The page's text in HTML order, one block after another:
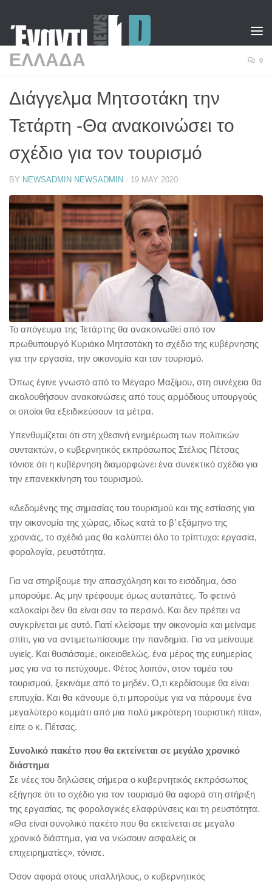
ΕΛΛΑΔΑ 0
Διάγγελμα Μητσοτάκη την
Τετάρτη -Θα ανακοινώσει το
σχέδιο για τον τουρισμό
BY NEWSADMIN NEWSADMIN · 19 MAY 2020
Το απόγευμα της Τετάρτης θα ανακοινωθεί από τον
πρωθυπουργό Κυριάκο Μητσοτάκη το σχέδιο της κυβέρνησης
για την εργασία, την οικονομία και τον τουρισμό.
Όπως έγινε γνωστό από το Μέγαρο Μαξίμου, στη συνέχεια θα
ακολουθήσουν ανακοινώσεις από τους αρμόδιους υπουργούς
οι οποίοι θα εξειδικεύσουν τα μέτρα.
Υπενθυμίζεται ότι στη χθεσινή ενημέρωση των πολιτικών
συντακτών, ο κυβερνητικός εκπρόσωπος Στέλιος Πέτσας
τόνισε ότι η κυβέρνηση διαμορφώνει ένα συνεκτικό σχέδιο για
την επανεκκίνηση του τουρισμού.
«Δεδομένης της σημασίας του τουρισμού και της εστίασης για
την οικονομία της χώρας, ιδίως κατά το β’ εξάμηνο της
χρονιάς, το σχέδιό μας θα καλύπτει όλο το τρίπτυχο: εργασία,
φορολογία, ρευστότητα.
Για να στηρίξουμε την απασχόληση και το εισόδημα, όσο
μπορούμε. Ας μην τρέφουμε όμως αυταπάτες. Το φετινό
καλοκαίρι δεν θα είναι σαν το περσινό. Και δεν πρέπει να
συγκρίνεται με αυτό. Γιατί κλείσαμε την οικονομία και μείναμε
σπίτι, για να αντιμετωπίσουμε την πανδημία. Για να μείνουμε
υγιείς. Και θυσιάσαμε, οικειοθελώς, ένα μέρος της ευημερίας
μας για να το πετύχουμε. Φέτος λοιπόν, στον τομέα του
τουρισμού, ξεκινάμε από το μηδέν. Ό,τι κερδίσουμε θα είναι
επιτυχία. Και θα κάνουμε ό,τι μπορούμε για να πάρουμε ένα
μεγαλύτερο κομμάτι από μια πολύ μικρότερη τουριστική πίτα»,
είπε ο κ. Πέτσας.
Συνολικό πακέτο που θα εκτείνεται σε μεγάλο χρονικό
διάστημα
Σε νέες του δηλώσεις σήμερα ο κυβερνητικός εκπρόσωπος
εξήγησε ότι το σχέδιο για τον τουρισμό θα αφορά στη στήριξη
της εργασίας, τις φορολογικές ελαφρύνσεις και τη ρευστότητα.
«Θα είναι συνολικό πακέτο που θα εκτείνεται σε μεγάλο
χρονικό διάστημα, για να νιώσουν ασφαλείς οι
επιχειρηματίες», τόνισε.
Όσον αφορά στους υπαλλήλους, ο κυβερνητικός